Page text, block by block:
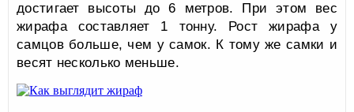
достигает высоты до 6 метров. При этом вес
жирафа составляет 1 тонну. Рост жирафа у
самцов больше, чем у самок. К тому же самки и
весят несколько меньше.